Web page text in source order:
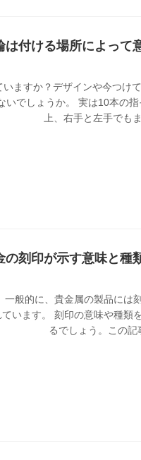
は付ける場所によって
ますか？デザインや今つけ
いでしょうか。 実は10本の
上、右手と左手でも
の刻印が示す意味と種
般的に、貴金属の製品には
います。 刻印の意味や種類
るでしょう。この